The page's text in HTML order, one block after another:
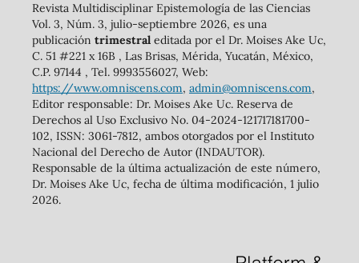
Revista Multidisciplinar Epistemología de las Ciencias
Vol. 3, Núm. 3, julio-septiembre 2026, es una
publicación trimestraleditada por el Dr. Moises Ake Uc,
C. 51 #221 x 16B , Las Brisas, Mérida, Yucatán, México,
C.P. 97144 , Tel. 9993556027, Web:
https://www.omniscens.com, admin@omniscens.com,
Editor responsable: Dr. Moises Ake Uc. Reserva de
Derechos al Uso Exclusivo No. 04-2024-121717181700-
102, ISSN: 3061-7812, ambos otorgados por el Instituto
Nacional del Derecho de Autor (INDAUTOR).
Responsable de la última actualización de este número,
Dr. Moises Ake Uc, fecha de última modificación, 1 julio
2026.